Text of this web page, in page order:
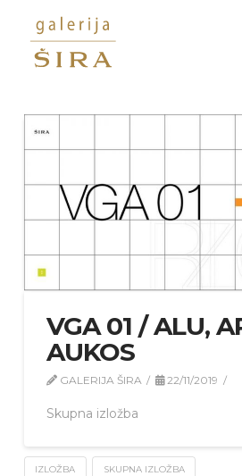
VGA 01 / ALU,
AUKOS
GALERIJA ŠIRA 22/11/2019
Skupna izložba
IZLOŽBA SKUPNA IZLOŽBA